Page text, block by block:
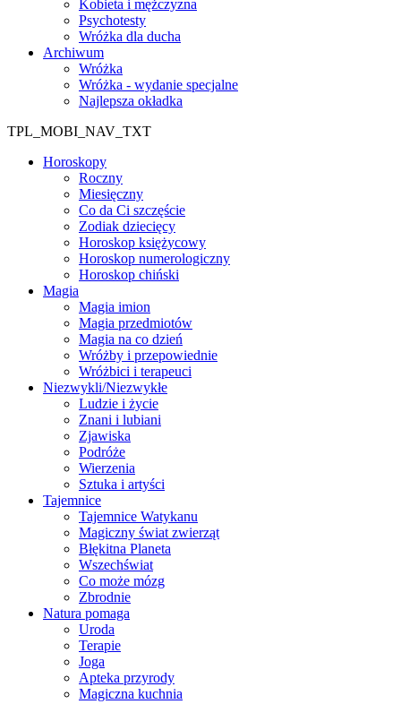
Kobieta i mężczyzna
Psychotesty
Wróżka dla ducha
Archiwum
Wróżka
Wróżka - wydanie specjalne
Najlepsza okładka
TPL_MOBI_NAV_TXT
Horoskopy
Roczny
Miesięczny
Co da Ci szczęście
Zodiak dziecięcy
Horoskop księżycowy
Horoskop numerologiczny
Horoskop chiński
Magia
Magia imion
Magia przedmiotów
Magia na co dzień
Wróżby i przepowiednie
Wróżbici i terapeuci
Niezwykli/Niezwykłe
Ludzie i życie
Znani i lubiani
Zjawiska
Podróże
Wierzenia
Sztuka i artyści
Tajemnice
Tajemnice Watykanu
Magiczny świat zwierząt
Błękitna Planeta
Wszechświat
Co może mózg
Zbrodnie
Natura pomaga
Uroda
Terapie
Joga
Apteka przyrody
Magiczna kuchnia